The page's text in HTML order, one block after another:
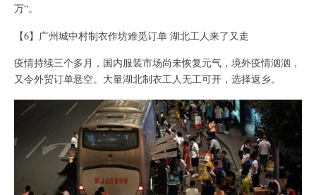
万“。
【6】广州城中村制衣作坊难觅订单 湖北工人来了又走
疫情持续三个多月，国内服装市场尚未恢复元气，境外疫情汹汹，
又令外贸订单悬空。大量湖北制衣工人无工可开，选择返乡。